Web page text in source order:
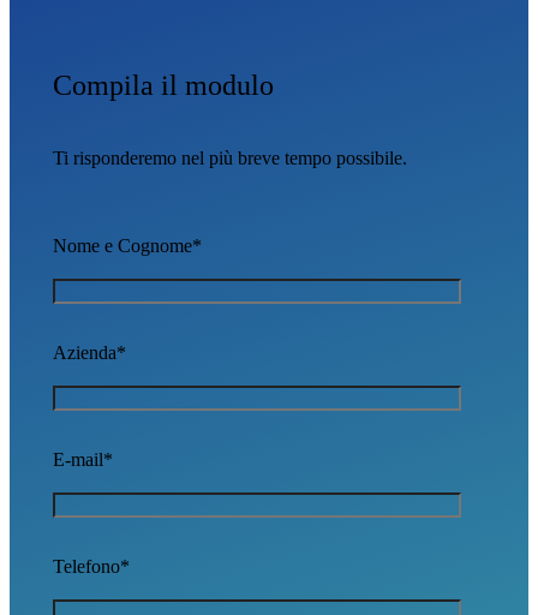
Compila il modulo
Ti risponderemo nel più breve tempo possibile.
Nome e Cognome*
Azienda*
E-mail*
Telefono*